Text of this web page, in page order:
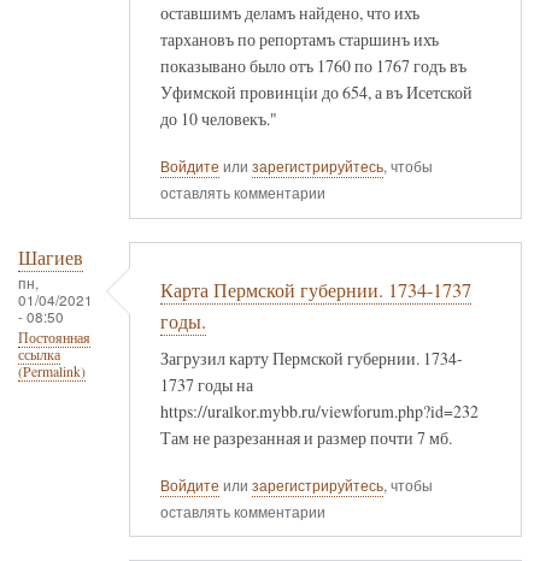
оставшимъ деламъ найдено, что ихъ
тархановъ по репортамъ старшинъ ихъ
показывано было отъ 1760 по 1767 годъ въ
Уфимской провинцiи до 654, а въ Исетской
до 10 человекъ."
Войдите или зарегистрируйтесь, чтобы
оставлять комментарии
Шагиев
пн,
01/04/2021
- 08:50
Постоянная
ссылка
(Permalink)
Карта Пермской губернии. 1734-1737
годы.
Загрузил карту Пермской губернии. 1734-
1737 годы на
https://uralkor.mybb.ru/viewforum.php?id=232
Там не разрезанная и размер почти 7 мб.
Войдите или зарегистрируйтесь, чтобы
оставлять комментарии